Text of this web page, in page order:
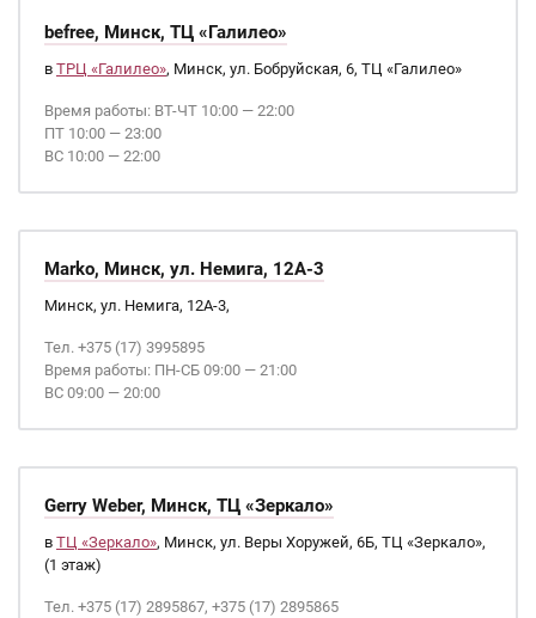
befree, Минск, ТЦ «Галилео»
в ТРЦ «Галилео», Минск, ул. Бобруйская, 6, ТЦ «Галилео»
Время работы: ВТ-ЧТ 10:00 — 22:00
ПТ 10:00 — 23:00
ВС 10:00 — 22:00
Marko, Минск, ул. Немига, 12А-3
Минск, ул. Немига, 12А-3,
Тел. +375 (17) 3995895
Время работы: ПН-СБ 09:00 — 21:00
ВС 09:00 — 20:00
Gerry Weber, Минск, ТЦ «Зеркало»
в ТЦ «Зеркало», Минск, ул. Веры Хоружей, 6Б, ТЦ «Зеркало»,
(1 этаж)
Тел. +375 (17) 2895867, +375 (17) 2895865